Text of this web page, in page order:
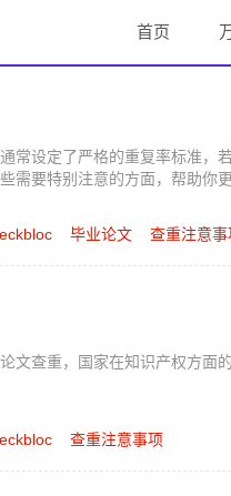
首页
常设定了严格的重复率标准，
需要特别注意的方面，帮助你
毕业论文 查重注意事
文查重，国家在知识产权方面
查重注意事项